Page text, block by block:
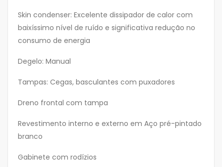
Skin condenser: Excelente dissipador de calor com
baixíssimo nível de ruído e significativa redução no
consumo de energia
Degelo: Manual
Tampas: Cegas, basculantes com puxadores
Dreno frontal com tampa
Revestimento interno e externo em Aço pré-pintado
branco
Gabinete com rodízios